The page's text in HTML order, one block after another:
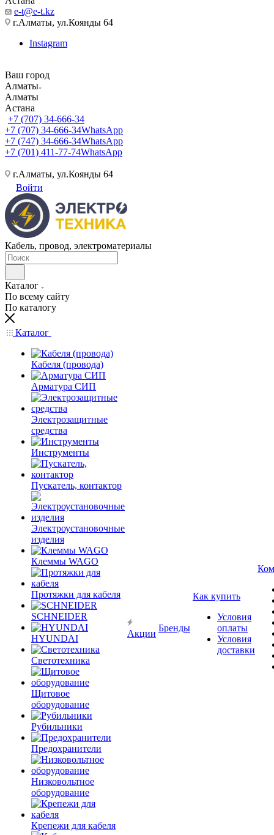
e-t@e-t.kz
г.Алматы, ул.Коянды 64
Instagram
Ваш город
Алматы
Алматы
Астана
+7 (707) 34-666-34
+7 (707) 34-666-34WhatsApp
+7 (747) 34-666-34WhatsApp
+7 (701) 411-77-74WhatsApp
г.Алматы, ул.Коянды 64
Войти
Кабель, провод, электроматериалы
Каталог
По всему сайту
По каталогу
Каталог
Кабеля (провода)
Арматура СИП
Электрозащитные
средства
Инструменты
Пускатель, контактор
Электроустановочные
изделия
Клеммы WAGO
Протяжки для кабеля
SCHNEIDER
HYUNDAI
Светотехника
Щитовое
оборудование
Рубильники
Предохранители
Низковольтное
оборудование
Крепежи для кабеля
Акции
Бренды
Как купить
Условия
оплаты
Условия
доставки